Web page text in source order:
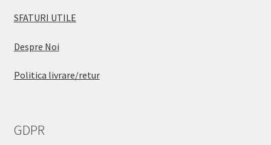
SFATURI UTILE
Despre Noi
Politica livrare/retur
GDPR